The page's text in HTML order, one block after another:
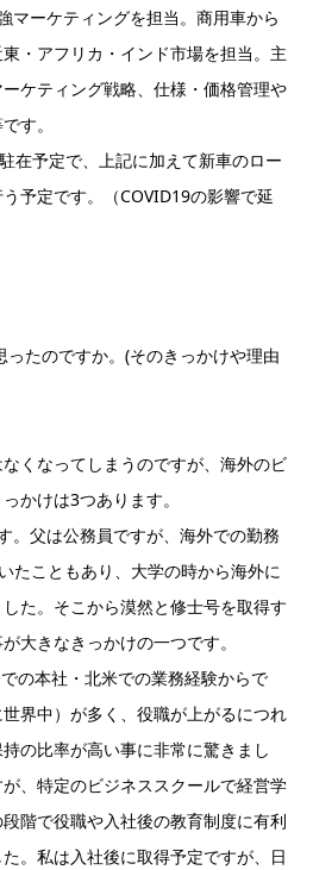
マーケティングを担当。商用車から
・アフリカ・インド市場を担当。主
ケティング戦略、仕様・価格管理や
す。
在予定で、上記に加えて新車のロー
予定です。（COVID19の影響で延
たのですか。(そのきっかけや理由
くなってしまうのですが、海外のビ
かけは3つあります。
。父は公務員ですが、海外での勤務
たこともあり、大学の時から海外に
た。そこから漠然と修士号を取得す
大きなきっかけの一つです。
の本社・北米での業務経験からで
界中）が多く、役職が上がるにつれ
の比率が高い事に非常に驚きまし
、特定のビジネススクールで経営学
階で役職や入社後の教育制度に有利
。私は入社後に取得予定ですが、日